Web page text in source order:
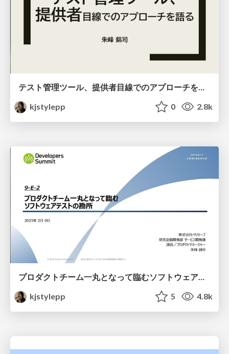
テスト管理ツール、提供者目線でのアプローチを語る
kjstylepp
0 2.8k
プロダクトチーム一丸となって臨むソフトウェアテストの勘所 #devsumi #devsumiE
kjstylepp
5 4.8k